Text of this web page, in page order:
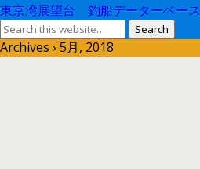
東京湾展望台 釣船データーベース
Archives › 5月, 2018